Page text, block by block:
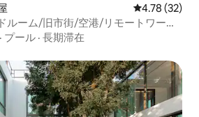
レビュー32
4.78 (32)
ルーム/旧市街/空港/リモートワーク
· プール · 長期滞在